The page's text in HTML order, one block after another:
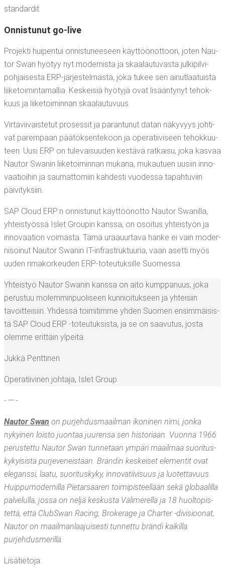
standardit.
Onnis­tu­nut go-live
Pro­jek­ti hui­pen­tui onnis­tu­nee­seen käyt­töön­ot­toon, joten Nau­
tor Swan hyö­tyy nyt moder­nis­ta ja skaa­lau­tu­vas­ta jul­ki­pil­vi­
poh­jai­ses­ta ERP-jär­jes­tel­mäs­tä, joka tukee sen ainut­laa­tuis­ta
lii­ke­toi­min­ta­mal­lia. Kes­kei­siä hyö­ty­jä ovat lisään­ty­nyt tehok­
kuus ja lii­ke­toi­min­nan skaalautuvuus.
Vir­ta­vii­vais­te­tut pro­ses­sit ja paran­tu­nut datan näky­vyys joh­ti­
vat parem­paan pää­tök­sen­te­koon ja ope­ra­tii­vi­seen tehok­kuu­
teen. Uusi ERP on tule­vai­suu­den kes­tä­vä rat­kai­su, joka kas­vaa
Nau­tor Swa­nin lii­ke­toi­min­nan muka­na, mukau­tuen uusiin inno­
vaa­tioi­hin ja sau­mat­to­miin kah­des­ti vuo­des­sa tapah­tu­viin
päivityksiin.
SAP Cloud ERP:n onnis­tu­nut käyt­töön­ot­to Nau­tor Swa­nil­la,
yhteis­työs­sä Islet Grou­pin kans­sa, on osoi­tus yhteis­työn ja
inno­vaa­tion voi­mas­ta. Tämä uraa­uur­ta­va han­ke ei vain moder­
ni­soi­nut Nau­tor Swa­nin IT-infra­struk­tuu­ria, vaan aset­ti myös
uuden rima­kor­keu­den ERP-toteu­tuk­sil­le Suomessa.
Yhteis­työ Nau­tor Swa­nin kans­sa on aito kump­pa­nuus, joka
perus­tuu molem­min­puo­li­seen kun­nioi­tuk­seen ja yhtei­siin
tavoit­tei­siin. Yhdes­sä toi­mi­tim­me yhden Suo­men ensim­mäi­sis­
tä SAP Cloud ERP ‑toteu­tuk­sis­ta, ja se on saa­vu­tus, jos­ta
olem­me erit­täin ylpeitä.
Juk­ka Penttinen
Ope­ra­tii­vi­nen joh­ta­ja, Islet Group
- — -
Nau­tor Swan on pur­jeh­dus­maa­il­man iko­ni­nen nimi, jon­ka
nykyi­nen lois­to juon­taa juu­ren­sa sen his­to­ri­aan. Vuon­na 1966
perus­tet­tu Nau­tor Swan tun­ne­taan ympä­ri maa­il­maa suo­ri­tus­
ky­kyi­sis­tä pur­je­ve­neis­tään. Brän­din kes­kei­set ele­men­tit ovat
ele­gans­si, laa­tu, suo­ri­tus­ky­ky, inno­va­tii­vi­suus ja luo­tet­ta­vuus.
Huip­pu­mo­der­nil­la Pie­tar­saa­ren toi­mi­pis­teel­lään sekä glo­baa­lil­la
pal­ve­lul­la, jos­sa on nel­jä kes­kus­ta Väli­me­rel­lä ja 18 huol­to­pis­
tet­tä, että ClubSwan Racing, Bro­ke­ra­ge ja Char­ter ‑divi­sioo­nat,
Nau­tor on maa­il­man­laa­jui­ses­ti tun­net­tu brän­di kai­kil­la
purjehdusmerillä.
Lisä­tie­to­ja: